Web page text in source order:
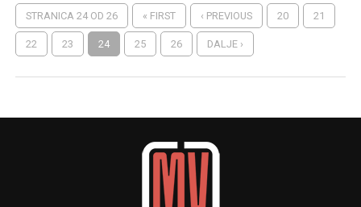
STRANICA 24 OD 26 « FIRST ‹ PREVIOUS 20 21
22 23 24 25 26 DALJE ›